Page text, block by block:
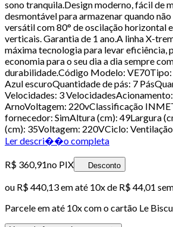
sono tranquila.Design moderno, fácil de
desmontável para armazenar quando
versátil com 80° de oscilação horizontal
verticais. Garantia de 1 ano.A linha X-
máxima tecnologia para levar eficiência,
economia para o seu dia a dia sempre
durabilidade.Código Modelo:
Azul escuroQuantidade de pás: 7
Velocidades: 3
ArnoVoltagem: 220vClassificação
fornecedor: SimAltura (cm): 49Largura
(cm): 35Voltagem: 220VCiclo:
Ler descri��o completa
R$ 360,91no PIX Desconto
ou R$ 440,13em até 10x de R$ 44,01
Parcele em até 10x com o cartão Le